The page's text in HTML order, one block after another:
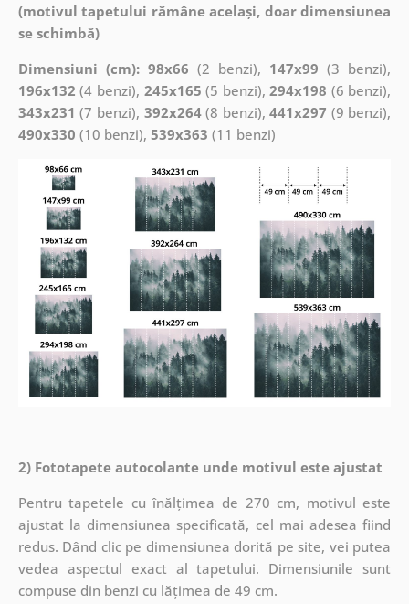
(motivul tapetului rămâne același, doar dimensiunea
se schimbă)
Dimensiuni (cm): 98x66 (2 benzi), 147x99 (3 benzi),
196x132 (4 benzi), 245x165 (5 benzi),294x198 (6 benzi),
343x231 (7 benzi), 392x264(8 benzi),441x297 (9 benzi),
490x330 (10 benzi), 539x363 (11 benzi)
2) Fototapete autocolante unde motivul este ajustat
Pentru tapetele cu înălțimea de 270 cm, motivul este
ajustat la dimensiunea specificată, cel mai adesea fiind
redus. Dând clic pe dimensiunea dorită pe site, vei putea
vedea aspectul exact al tapetului. Dimensiunile sunt
compuse din benzi cu lățimea de 49 cm.